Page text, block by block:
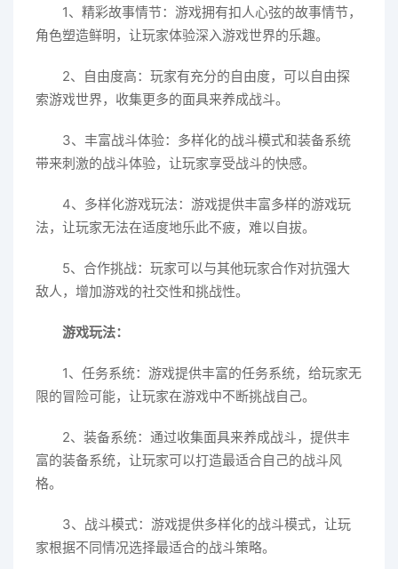
1、精彩故事情节：游戏拥有扣人心弦的故事情节，
角色塑造鲜明，让玩家体验深入游戏世界的乐趣。
2、自由度高：玩家有充分的自由度，可以自由探
索游戏世界，收集更多的面具来养成战斗。
3、丰富战斗体验：多样化的战斗模式和装备系统
带来刺激的战斗体验，让玩家享受战斗的快感。
4、多样化游戏玩法：游戏提供丰富多样的游戏玩
法，让玩家无法在适度地乐此不疲，难以自拔。
5、合作挑战：玩家可以与其他玩家合作对抗强大
敌人，增加游戏的社交性和挑战性。
游戏玩法：
1、任务系统：游戏提供丰富的任务系统，给玩家无
限的冒险可能，让玩家在游戏中不断挑战自己。
2、装备系统：通过收集面具来养成战斗，提供丰
富的装备系统，让玩家可以打造最适合自己的战斗风
格。
3、战斗模式：游戏提供多样化的战斗模式，让玩
家根据不同情况选择最适合的战斗策略。